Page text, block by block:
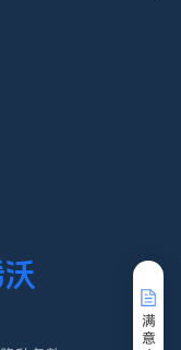
返回顶部
满
意